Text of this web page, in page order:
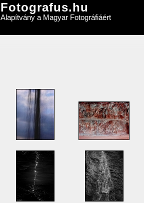
Fotografus.hu
Alapítvány a Magyar Fotográfiáért